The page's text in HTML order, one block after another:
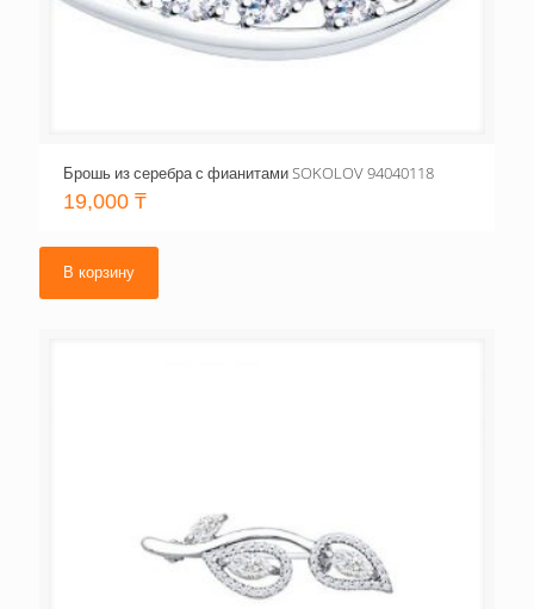
Брошь из серебра с фианитами SOKOLOV 94040118
19,000 ₸
В корзину